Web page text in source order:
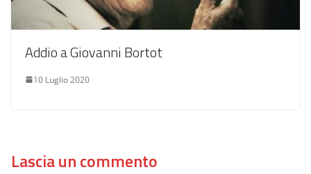
Addio a Giovanni Bortot
10 Luglio 2020
Lascia un commento